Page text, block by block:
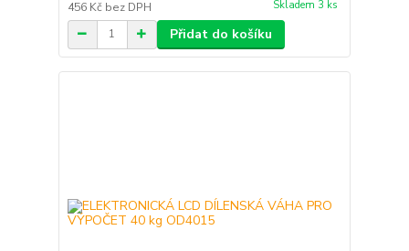
456 Kč bez DPH Skladem 3 ks
Přidat do košíku